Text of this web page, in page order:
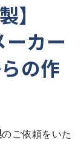
】
カー
の作
のご依頼をいた